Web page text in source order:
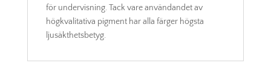
för undervisning. Tack vare användandet av
högkvalitativa pigment har alla färger högsta
ljusäkthetsbetyg.